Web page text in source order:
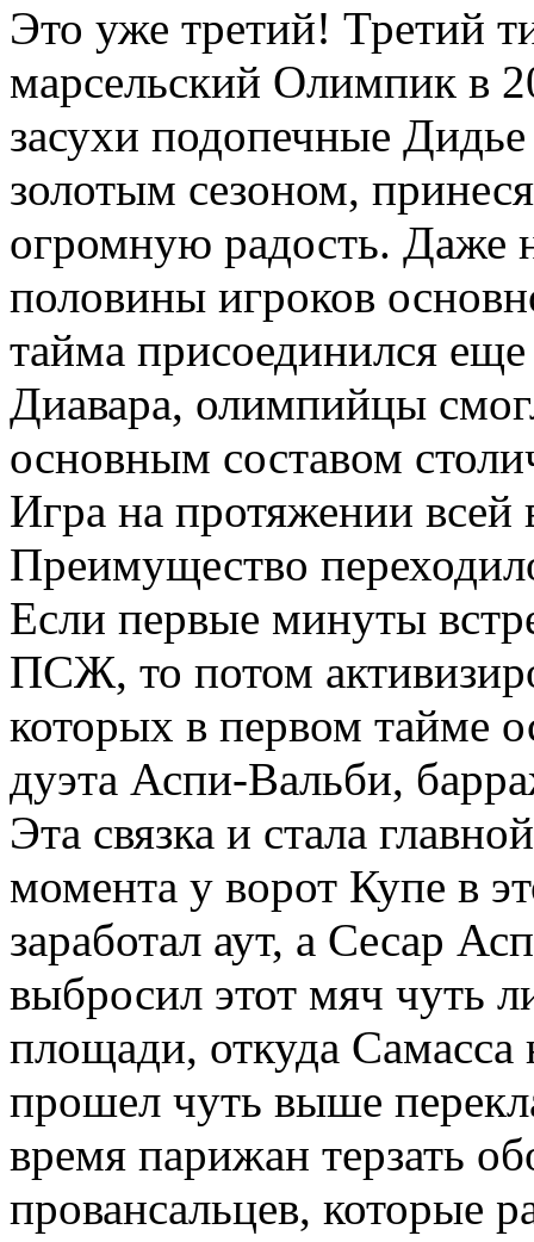
Это уже третий! Третий
марсельский Олимпик в
засухи подопечные
золотым сезоном,
огромную радость. Даже
половины игроков
тайма присоединился
Диавара, олимпийцы
основным составом
Игра на протяжении всей
Преимущество
Если первые минуты
ПСЖ, то потом
которых в первом тайме
дуэта Аспи-Вальби,
Эта связка и стала
момента у ворот Купе в
заработал аут, а Сесар
выбросил этот мяч чуть
площади, откуда Самасса
прошел чуть выше
время парижан терзать
провансальцев, которые